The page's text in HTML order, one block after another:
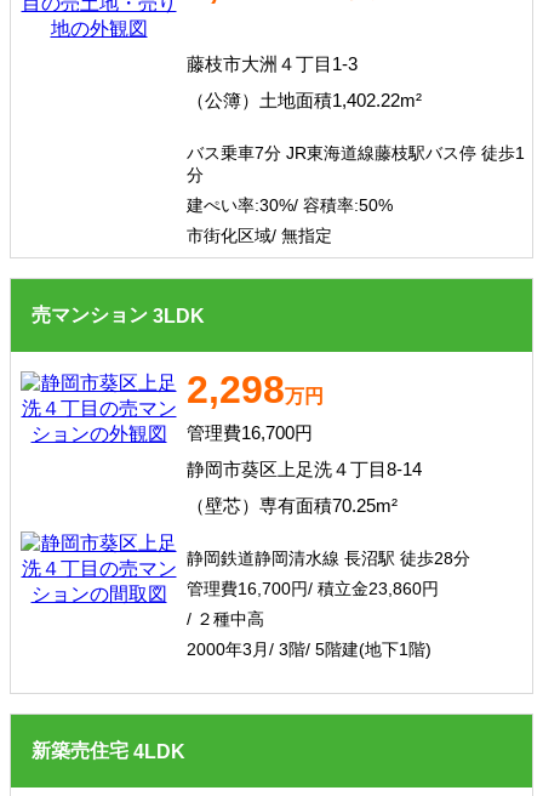
藤枝市大洲４丁目1-3
（公簿）土地面積1,402.22m²
バス乗車7分 JR東海道線藤枝駅バス停 徒歩1
分
建ぺい率:30%/ 容積率:50%
市街化区域/ 無指定
売マンション 3LDK
2,298万円
管理費16,700円
静岡市葵区上足洗４丁目8-14
（壁芯）専有面積70.25m²
静岡鉄道静岡清水線 長沼駅 徒歩28分
管理費16,700円/ 積立金23,860円
/ ２種中高
2000年3月/ 3階/ 5階建(地下1階)
新築売住宅 4LDK